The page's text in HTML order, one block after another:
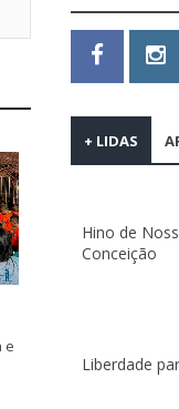
e
+ LIDAS
Hino de
Conceição
Liberdade